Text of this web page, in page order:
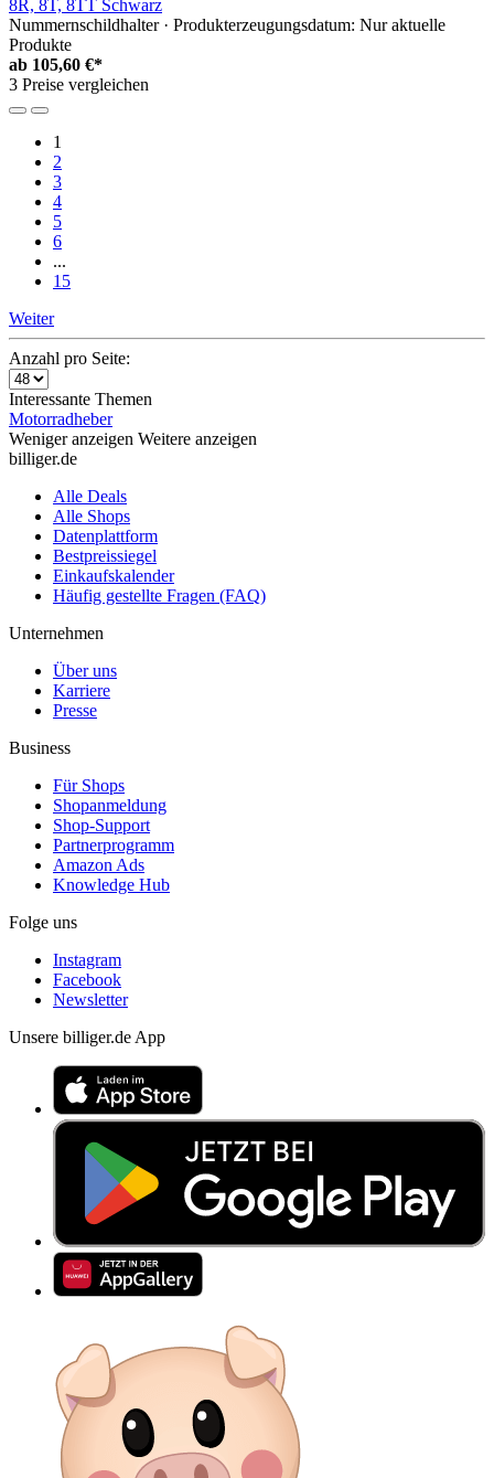
8R, 8T, 8TT Schwarz
Nummernschildhalter · Produkterzeugungsdatum: Nur aktuelle
Produkte
ab 105,60 €*
3 Preise vergleichen
1
2
3
4
5
6
...
15
Weiter
Anzahl pro Seite:
Interessante Themen
Motorradheber
Weniger anzeigen Weitere anzeigen
billiger.de
Alle Deals
Alle Shops
Datenplattform
Bestpreissiegel
Einkaufskalender
Häufig gestellte Fragen (FAQ)
Unternehmen
Über uns
Karriere
Presse
Business
Für Shops
Shopanmeldung
Shop-Support
Partnerprogramm
Amazon Ads
Knowledge Hub
Folge uns
Instagram
Facebook
Newsletter
Unsere billiger.de App